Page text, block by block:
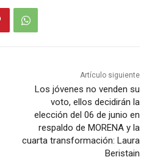
Artículo siguiente
Los jóvenes no venden su
voto, ellos decidirán la
elección del 06 de junio en
respaldo de MORENA y la
cuarta transformación: Laura
Beristain